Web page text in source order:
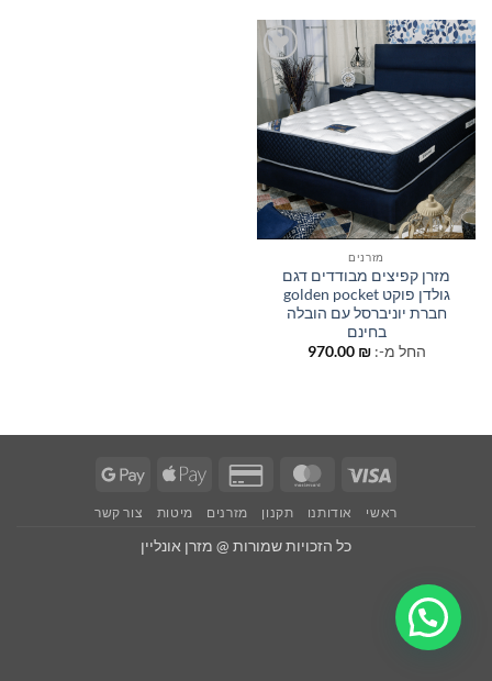
הוסף
למוצרים
שאהבתי
מזרנים
מזרן קפיצים מבודדים דגם
גולדן פוקט golden pocket
חברת יוניברסל עם הובלה
בחינם
החל מ-:
970.00 ₪
Visa
MasterCard
Credit
2
Apple
Google
ראשי אודותנו תקנון מזרנים מיטות צור קשר
כל הזכויות שמורות @ מזרן אונליין